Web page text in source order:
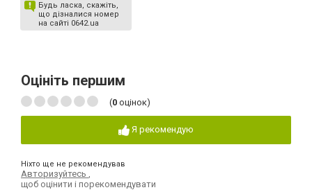
Будь ласка, скажіть,
що дізналися номер
на сайті 0642.ua
Оцініть першим
(0 оцінок)
Я рекомендую
Ніхто ще не рекомендував
Авторизуйтесь
щоб оцінити і порекомендувати